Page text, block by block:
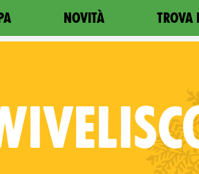
NOVITÀ TROVA